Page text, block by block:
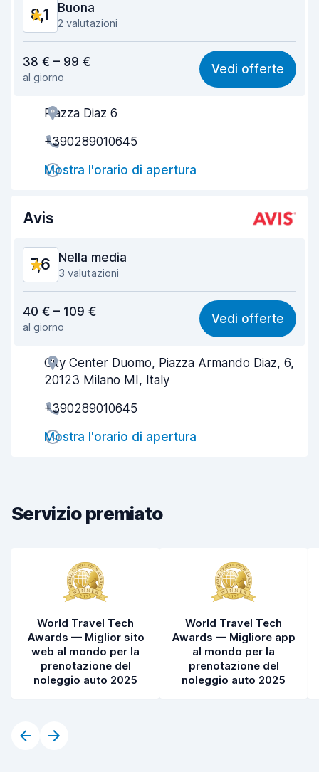
8,1 Buona
2 valutazioni
7,7
Facile da trovare 8,2
Gentilezza degli agenti
Rapidità del ritiro
Rapidità della riconsegna
38 € – 99 €
al giorno
Vedi offerte
Piazza Diaz 6
+390289010645
Mostra l'orario di apertura
Avis
7,6 Nella media
3 valutazioni
6,7
Facile da trovare 8,1
Gentilezza degli agenti 7,3
40 € – 109 €
al giorno
Vedi offerte
City Center Duomo, Piazza Armando Diaz, 6,
20123 Milano MI, Italy
+390289010645
Mostra l'orario di apertura
Servizio premiato
World Travel Tech
Awards — Miglior sito
web al mondo per la
prenotazione del
noleggio auto 2025
World Travel Tech
Awards — Migliore app
al mondo per la
prenotazione del
noleggio auto 2025